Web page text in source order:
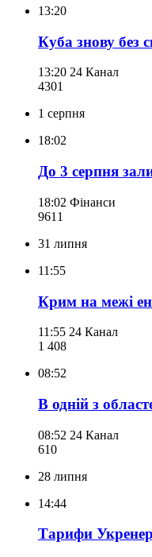
13:20
Куба знову без
13:20 24 Канал
4301
1 серпня
18:02
До 3 серпня
18:02 Фінанси
961 1
31 липня
11:55
Крим на межі
11:55 24 Канал
1 408
08:52
В одній з
08:52 24 Канал
610
28 липня
14:44
Тарифи